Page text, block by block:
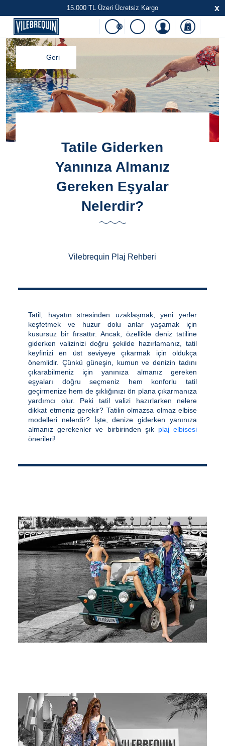
15.000 TL Üzeri Ücretsiz Kargo x
(0) 0
Geri
Tatile Giderken
Yanınıza Almanız
Gereken Eşyalar
Nelerdir?
Vilebrequin Plaj Rehberi
Tatil, hayatın stresinden uzaklaşmak, yeni yerler
keşfetmek ve huzur dolu anlar yaşamak için
kusursuz bir fırsattır. Ancak, özellikle deniz tatiline
giderken valizinizi doğru şekilde hazırlamanız, tatil
keyfinizi en üst seviyeye çıkarmak için oldukça
önemlidir. Çünkü güneşin, kumun ve denizin tadını
çıkarabilmeniz için yanınıza almanız gereken
eşyaları doğru seçmeniz hem konforlu tatil
geçirmenize hem de şıklığınızı ön plana çıkarmanıza
yardımcı olur. Peki tatil valizi hazırlarken nelere
dikkat etmeniz gerekir? Tatilin olmazsa olmaz elbise
modelleri nelerdir? İşte, denize giderken yanınıza
almanız gerekenler ve birbirinden şık plaj elbisesi
önerileri!